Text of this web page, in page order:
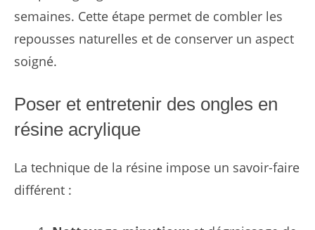
semaines. Cette étape permet de combler les
repousses naturelles et de conserver un aspect
soigné.
Poser et entretenir des ongles en
résine acrylique
La technique de la résine impose un savoir-faire
différent :